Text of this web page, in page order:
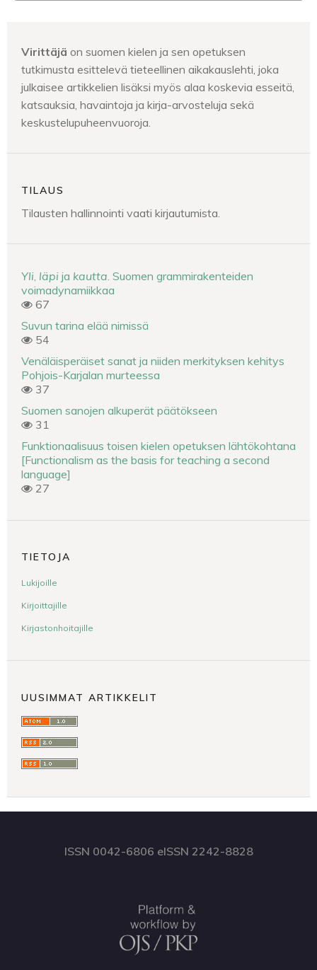
Virittäjä on suomen kielen ja sen opetuksen
tutkimusta esittelevä tieteellinen aikakauslehti, joka
julkaisee artikkelien lisäksi myös alaa koskevia esseitä,
katsauksia, havaintoja ja kirja-arvosteluja sekä
keskustelupuheenvuoroja.
TILAUS
Tilausten hallinnointi vaati kirjautumista.
Yli läpi ja kautta . Suomen grammirakenteiden
voimadynamiikkaa
67
Suvun tarina elää nimissä
54
Venäläisperäiset sanat ja niiden merkityksen kehitys
Pohjois-Karjalan murteessa
37
Suomen sanojen alkuperät päätökseen
31
Funktionaalisuus toisen kielen opetuksen lähtökohtana
[Functionalism as the basis for teaching a second
language]
27
TIETOJA
Lukijoille
Kirjoittajille
Kirjastonhoitajille
UUSIMMAT ARTIKKELIT
ISSN 0042-6806 eISSN 2242-8828